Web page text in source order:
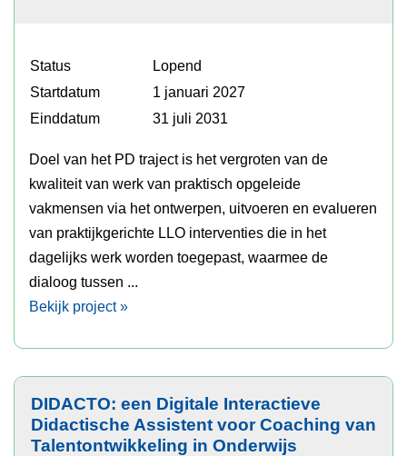
Status
Lopend
Startdatum
1 januari 2027
Einddatum
31 juli 2031
Doel van het PD traject is het vergroten van de
kwaliteit van werk van praktisch opgeleide
vakmensen via het ontwerpen, uitvoeren en evalueren
van praktijkgerichte LLO interventies die in het
dagelijks werk worden toegepast, waarmee de
dialoog tussen ...
Bekijk project »
DIDACTO: een Digitale Interactieve
Didactische Assistent voor Coaching van
Talentontwikkeling in Onderwijs